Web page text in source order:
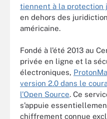
tiennent à la protection
en dehors des
américaine.
Fondé à l’été 2013 au
privée en ligne et la
électroniques,
version 2.0 dans le
l’Open Source. Ce
s’appuie
chiffrement connue